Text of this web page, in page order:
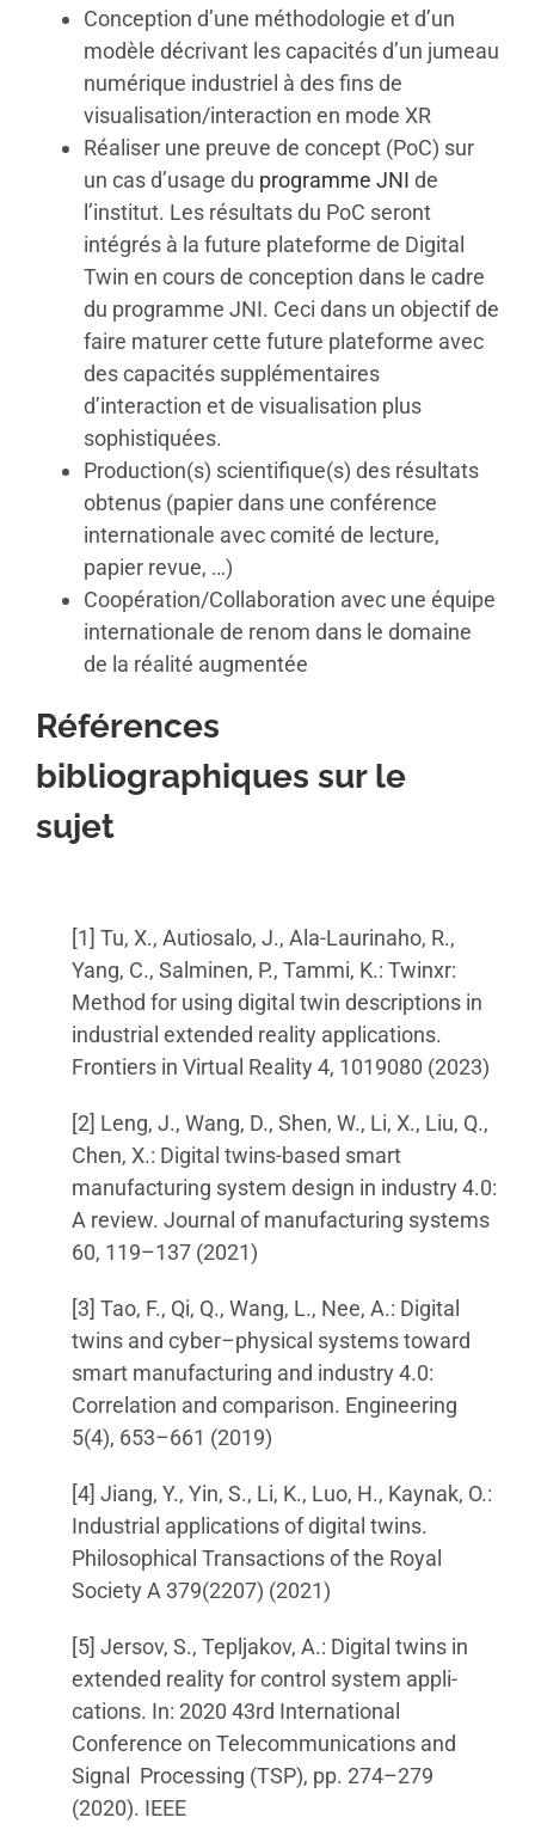
Conception d’une méthodologie et d’un
modèle décrivant les capacités d’un jumeau
numérique industriel à des fins de
visualisation/interaction en mode XR
Réaliser une preuve de concept (PoC) sur
un cas d’usage du programme JNI de
l’institut. Les résultats du PoC seront
intégrés à la future plateforme de Digital
Twin en cours de conception dans le cadre
du programme JNI. Ceci dans un objectif de
faire maturer cette future plateforme avec
des capacités supplémentaires
d’interaction et de visualisation plus
sophistiquées.
Production(s) scientifique(s) des résultats
obtenus (papier dans une conférence
internationale avec comité de lecture,
papier revue, …)
Coopération/Collaboration avec une équipe
internationale de renom dans le domaine
de la réalité augmentée
Références
bibliographiques sur le
sujet
[1] Tu, X., Autiosalo, J., Ala-Laurinaho, R.,
Yang, C., Salminen, P., Tammi, K.: Twinxr:
Method for using digital twin descriptions in
industrial extended reality applications.
Frontiers in Virtual Reality 4, 1019080 (2023)
[2] Leng, J., Wang, D., Shen, W., Li, X., Liu, Q.,
Chen, X.: Digital twins-based smart
manufacturing system design in industry 4.0:
A review. Journal of manufacturing systems
60, 119–137 (2021)
[3] Tao, F., Qi, Q., Wang, L., Nee, A.: Digital
twins and cyber–physical systems toward
smart manufacturing and industry 4.0:
Correlation and comparison. Engineering
5(4), 653–661 (2019)
[4] Jiang, Y., Yin, S., Li, K., Luo, H., Kaynak, O.:
Industrial applications of digital twins.
Philosophical Transactions of the Royal
Society A 379(2207) (2021)
[5] Jersov, S., Tepljakov, A.: Digital twins in
extended reality for control system appli-
cations. In: 2020 43rd International
Conference on Telecommunications and
Signal Processing (TSP), pp. 274–279
(2020). IEEE